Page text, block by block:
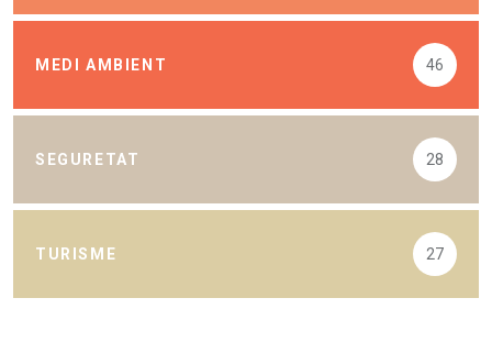
MEDI AMBIENT 46
SEGURETAT 28
TURISME 27